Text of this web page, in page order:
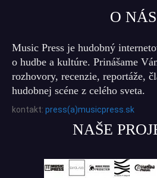
O NÁS
Music Press je hudobný
o hudbe a kultúre. Prinášame
rozhovory, recenzie, reportáže,
hudobnej scéne z celého sveta.
kontakt: press(a)musicpress.sk
NAŠE